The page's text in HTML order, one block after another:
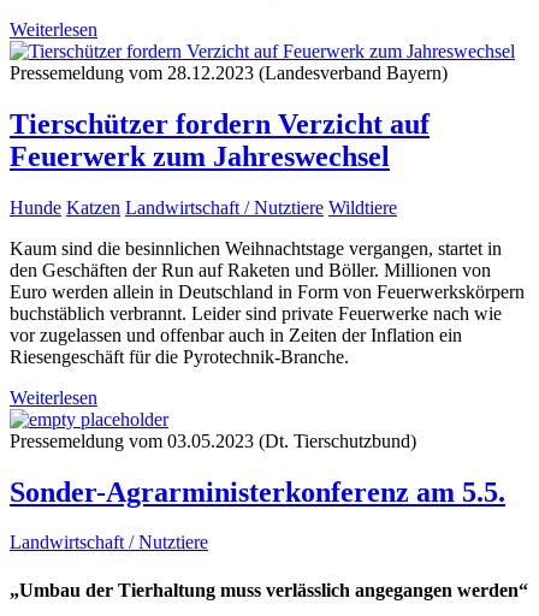
Weiterlesen
Pressemeldung vom 28.12.2023 (Landesverband Bayern)
Tierschützer fordern Verzicht auf
Feuerwerk zum Jahreswechsel
Hunde Katzen Landwirtschaft / Nutztiere Wildtiere
Kaum sind die besinnlichen Weihnachtstage vergangen, startet in
den Geschäften der Run auf Raketen und Böller. Millionen von
Euro werden allein in Deutschland in Form von Feuerwerkskörpern
buchstäblich verbrannt. Leider sind private Feuerwerke nach wie
vor zugelassen und offenbar auch in Zeiten der Inflation ein
Riesengeschäft für die Pyrotechnik-Branche.
Weiterlesen
Pressemeldung vom 03.05.2023 (Dt. Tierschutzbund)
Sonder-Agrarministerkonferenz am 5.5.
Landwirtschaft / Nutztiere
„Umbau der Tierhaltung muss verlässlich angegangen werden“